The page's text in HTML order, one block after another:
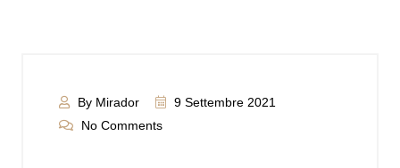
By Mirador
9 Settembre 2021
No Comments